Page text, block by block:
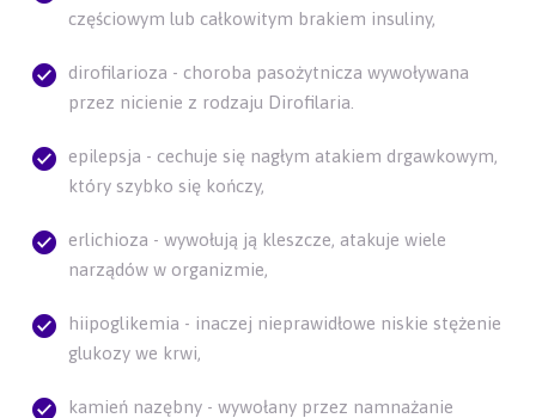
częściowym lub całkowitym brakiem insuliny,
dirofilarioza - choroba pasożytnicza wywoływana
przez nicienie z rodzaju Dirofilaria.
epilepsja - cechuje się nagłym atakiem drgawkowym,
który szybko się kończy,
erlichioza - wywołują ją kleszcze, atakuje wiele
narządów w organizmie,
hiipoglikemia - inaczej nieprawidłowe niskie stężenie
glukozy we krwi,
kamień nazębny - wywołany przez namnażanie